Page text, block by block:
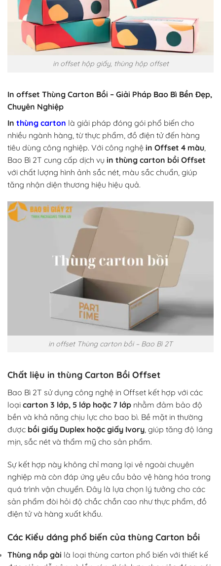
in offset hộp giấy, thùng hộp offset
In offset Thùng Carton Bồi – Giải Pháp Bao Bì Bền Đẹp,
Chuyên Nghiệp
In thùng carton là giải pháp đóng gói phổ biến cho
nhiều ngành hàng, từ thực phẩm, đồ điện tử đến hàng
tiêu dùng công nghiệp. Với công nghệ in Offset 4 màu
Bao Bì 2T cung cấp dịch vụ in thùng carton bồi Offset
với chất lượng hình ảnh sắc nét, màu sắc chuẩn, giúp
tăng nhận diện thương hiệu hiệu quả.
in offset Thùng carton bồi – Bao Bì 2T
Chất liệu in thùng Carton Bồi Offset
Bao Bì 2T sử dụng công nghệ in Offset kết hợp với các
loại carton 3 lớp, 5 lớp hoặc 7 lớp nhằm đảm bảo độ
bền và khả năng chịu lực cho bao bì. Bề mặt in thường
được bồi giấy Duplex hoặc giấy Ivory, giúp tăng độ láng
mịn, sắc nét và thẩm mỹ cho sản phẩm.
Sự kết hợp này không chỉ mang lại vẻ ngoài chuyên
nghiệp mà còn đáp ứng yêu cầu bảo vệ hàng hóa trong
quá trình vận chuyển. Đây là lựa chọn lý tưởng cho các
sản phẩm đòi hỏi độ chắc chắn cao như thực phẩm, đồ
điện tử và hàng xuất khẩu.
Các Kiểu dáng phổ biến của thùng Carton bồi
Thùng nắp gài là loại thùng carton phổ biến với thiết kế